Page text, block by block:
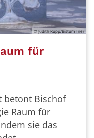
© Judith Rupp/Bistum Trier
für
betont Bischof
Raum für
sie das